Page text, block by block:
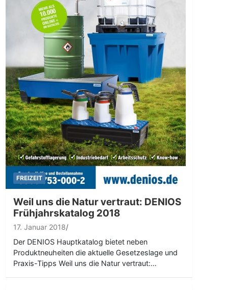
FREIZEIT
Weil uns die Natur vertraut: DENIOS
Frühjahrskatalog 2018
17. Januar 2018
Der DENIOS Hauptkatalog bietet neben
Produktneuheiten die aktuelle Gesetzeslage und
Praxis-Tipps Weil uns die Natur vertraut:…